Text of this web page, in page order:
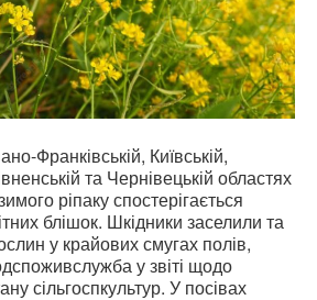
Франківській, Київській,
та Чернівецькій областях
ріпаку спостерігається
блішок. Шкідники заселили та
у крайових смугах полів,
у звіті щодо
сільгоспкультур. У посівах